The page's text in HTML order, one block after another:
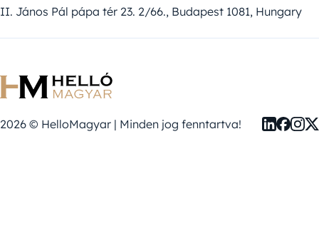
II. János Pál pápa tér 23. 2/66., Budapest 1081, Hungary
2026 © HelloMagyar | Minden jog fenntartva!